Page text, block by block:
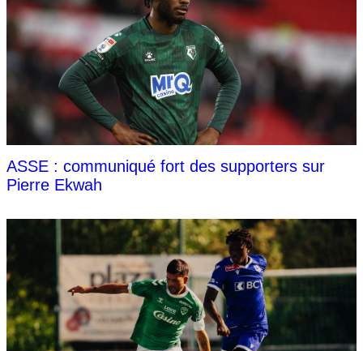
ASSE : communiqué fort des supporters sur
Pierre Ekwah